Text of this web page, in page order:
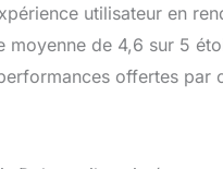
utilisateur en
de 4,6 sur 5
offertes par